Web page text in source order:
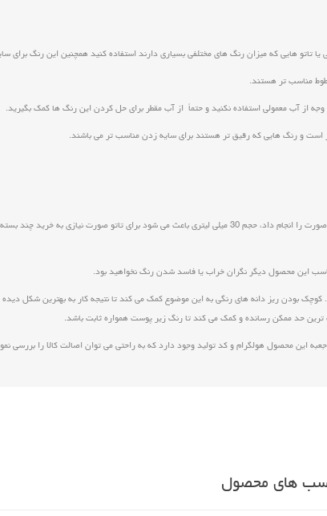
هایی که میزان رنگ های مختلفی بسیاری دارند استفاده کنید همچنین این رنگ برای سایه
است و رنگ هایی که رقیق تر هستند برای سایه زدن مناسب تر می باشند.
حجم مناسب و اصالت کالا: این محصول در حجم 30 میلی لیتر تولید می شود که با این حجم مناسب به راحتی می توان انواع تاتو صورت را انجام داد، حجم 30
بودن ریز دانه های رنگی به این موضوع کمک می کند تا نتیجه کار به بهترین شکل
حد ممکن رسانده و کمک می کند تا رنگ زیر پوست همواره ثابت باشد.
های محصول